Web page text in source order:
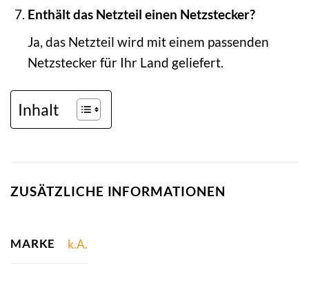
Enthält das Netzteil einen Netzstecker?
Ja, das Netzteil wird mit einem passenden
Netzstecker für Ihr Land geliefert.
Inhalt
ZUSÄTZLICHE INFORMATIONEN
MARKE k.A.